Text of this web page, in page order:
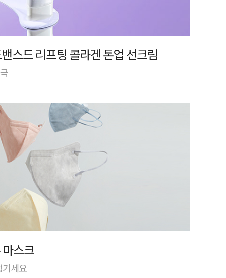
스드 리프팅 콜라겐 톤업 선크림
스크
기세요